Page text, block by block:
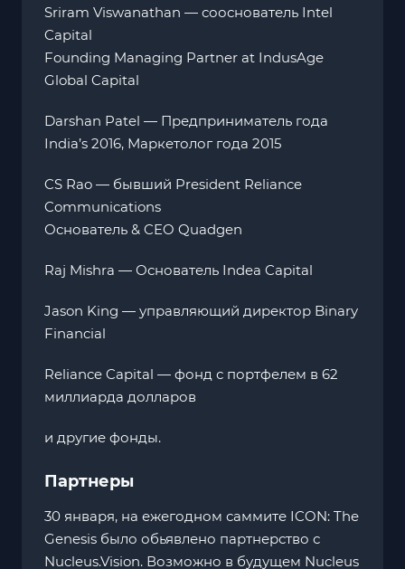
Sriram Viswanathan — сооснователь Intel
Capital
Founding Managing Partner at IndusAge
Global Capital
Darshan Patel — Предприниматель года
India’s 2016, Маркетолог года 2015
CS Rao — бывший President Reliance
Communications
Основатель & CEO Quadgen
Raj Mishra — Основатель Indea Capital
Jason King — управляющий директор Binary
Financial
Reliance Capital — фонд с портфелем в 62
миллиарда долларов
и другие фонды.
Партнеры
30 января, на ежегодном саммите ICON: The
Genesis было обьявлено партнерство с
Nucleus.Vision. Возможно в будущем Nucleus